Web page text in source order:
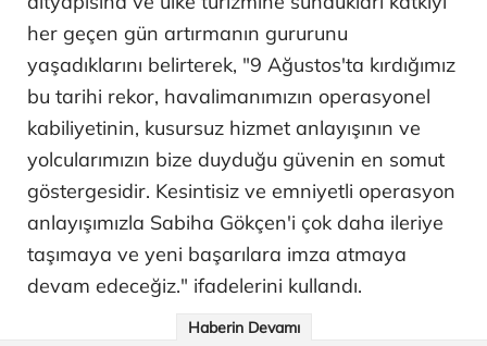
her geçen gün artırmanın gururunu
yaşadıklarını belirterek, "9 Ağustos'ta kırdığımız
bu tarihi rekor, havalimanımızın operasyonel
kabiliyetinin, kusursuz hizmet anlayışının ve
yolcularımızın bize duyduğu güvenin en somut
göstergesidir. Kesintisiz ve emniyetli operasyon
anlayışımızla Sabiha Gökçen'i çok daha ileriye
taşımaya ve yeni başarılara imza atmaya
devam edeceğiz." ifadelerini kullandı.
Haberin Devamı